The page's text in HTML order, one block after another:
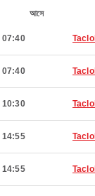
আসে
07:40
07:40
10:30
14:55
14:55